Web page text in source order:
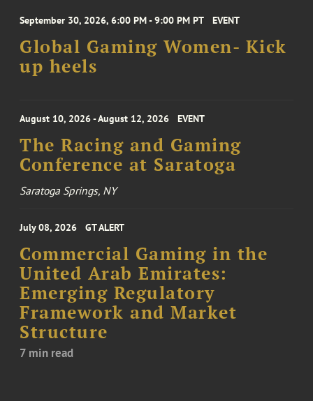
September 30, 2026, 6:00 PM - 9:00 PM PT EVENT
Global Gaming Women- Kick
up heels
August 10, 2026 - August 12, 2026 EVENT
The Racing and Gaming
Conference at Saratoga
Saratoga Springs, NY
July 08, 2026 GT ALERT
Commercial Gaming in the
United Arab Emirates:
Emerging Regulatory
Framework and Market
Structure
7 min read